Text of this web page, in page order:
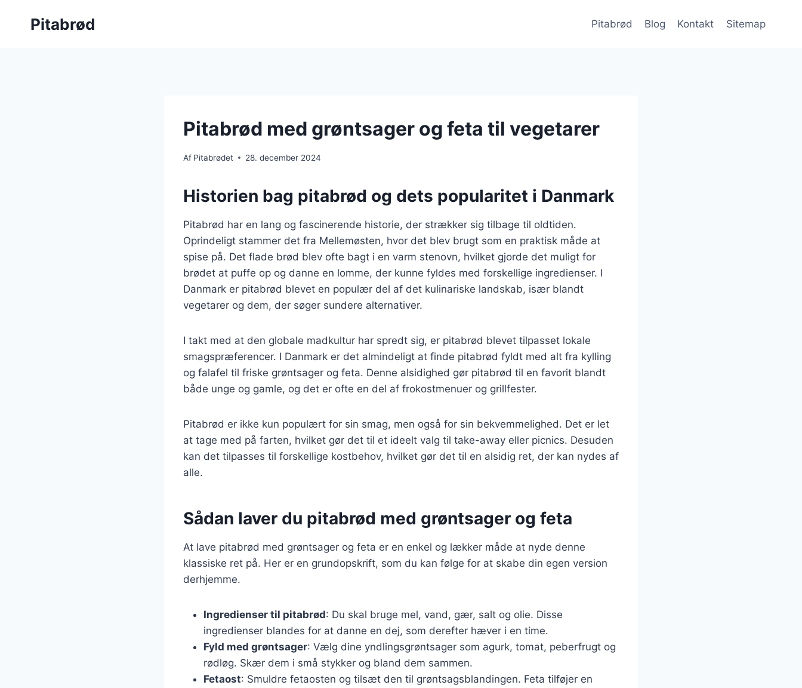
Pitabrød Pitabrød Blog Kontakt Sitemap
Pitabrød med grøntsager og feta til vegetarer
Af Pitabrødet 28. december 2024
Historien bag pitabrød og dets popularitet i Danmark
Pitabrød har en lang og fascinerende historie, der strækker sig tilbage til oldtiden.
Oprindeligt stammer det fra Mellemøsten, hvor det blev brugt som en praktisk måde at
spise på. Det flade brød blev ofte bagt i en varm stenovn, hvilket gjorde det muligt for
brødet at puffe op og danne en lomme, der kunne fyldes med forskellige ingredienser. I
Danmark er pitabrød blevet en populær del af det kulinariske landskab, især blandt
vegetarer og dem, der søger sundere alternativer.
I takt med at den globale madkultur har spredt sig, er pitabrød blevet tilpasset lokale
smagspræferencer. I Danmark er det almindeligt at finde pitabrød fyldt med alt fra kylling
og falafel til friske grøntsager og feta. Denne alsidighed gør pitabrød til en favorit blandt
både unge og gamle, og det er ofte en del af frokostmenuer og grillfester.
Pitabrød er ikke kun populært for sin smag, men også for sin bekvemmelighed. Det er let
at tage med på farten, hvilket gør det til et ideelt valg til take-away eller picnics. Desuden
kan det tilpasses til forskellige kostbehov, hvilket gør det til en alsidig ret, der kan nydes af
alle.
Sådan laver du pitabrød med grøntsager og feta
At lave pitabrød med grøntsager og feta er en enkel og lækker måde at nyde denne
klassiske ret på. Her er en grundopskrift, som du kan følge for at skabe din egen version
derhjemme.
Ingredienser til pitabrød: Du skal bruge mel, vand, gær, salt og olie. Disse
ingredienser blandes for at danne en dej, som derefter hæver i en time.
Fyld med grøntsager: Vælg dine yndlingsgrøntsager som agurk, tomat, peberfrugt og
rødløg. Skær dem i små stykker og bland dem sammen.
Fetaost: Smuldre fetaosten og tilsæt den til grøntsagsblandingen. Feta tilføjer en